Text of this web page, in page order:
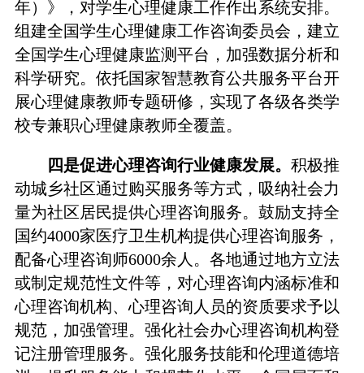
年）》，对学生心理健康工作作出系统安排。
组建全国学生心理健康工作咨询委员会，建立
全国学生心理健康监测平台，加强数据分析和
科学研究。依托国家智慧教育公共服务平台开
展心理健康教师专题研修，实现了各级各类学
校专兼职心理健康教师全覆盖。
四是促进心理咨询行业健康发展。积极推
动城乡社区通过购买服务等方式，吸纳社会力
量为社区居民提供心理咨询服务。鼓励支持全
国约4000家医疗卫生机构提供心理咨询服务，
配备心理咨询师6000余人。各地通过地方立法
或制定规范性文件等，对心理咨询内涵标准和
心理咨询机构、心理咨询人员的资质要求予以
规范，加强管理。强化社会办心理咨询机构登
记注册管理服务。强化服务技能和伦理道德培